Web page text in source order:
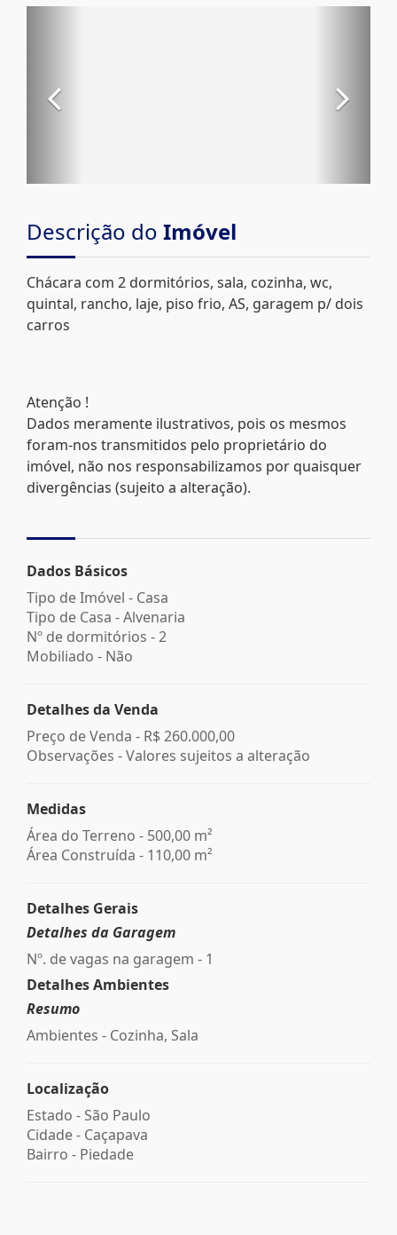
Descrição do Imóvel
Chácara com 2 dormitórios, sala, cozinha, wc,
quintal, rancho, laje, piso frio, AS, garagem p/ dois
carros
Atenção !
Dados meramente ilustrativos, pois os mesmos
foram-nos transmitidos pelo proprietário do
imóvel, não nos responsabilizamos por quaisquer
divergências (sujeito a alteração).
Dados Básicos
Tipo de Imóvel - Casa
Tipo de Casa - Alvenaria
Nº de dormitórios - 2
Mobiliado - Não
Detalhes da Venda
Preço de Venda - R$ 260.000,00
Observações - Valores sujeitos a alteração
Medidas
Área do Terreno - 500,00 m²
Área Construída - 110,00 m²
Detalhes Gerais
Detalhes da Garagem
Nº. de vagas na garagem - 1
Detalhes Ambientes
Resumo
Ambientes - Cozinha, Sala
Localização
Estado - São Paulo
Cidade - Caçapava
Bairro - Piedade